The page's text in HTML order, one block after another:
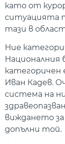
като от
ситуацията
тази в
Ние
Националния
категоричен
Иван Кадев.
система на
виждането
допълни той.